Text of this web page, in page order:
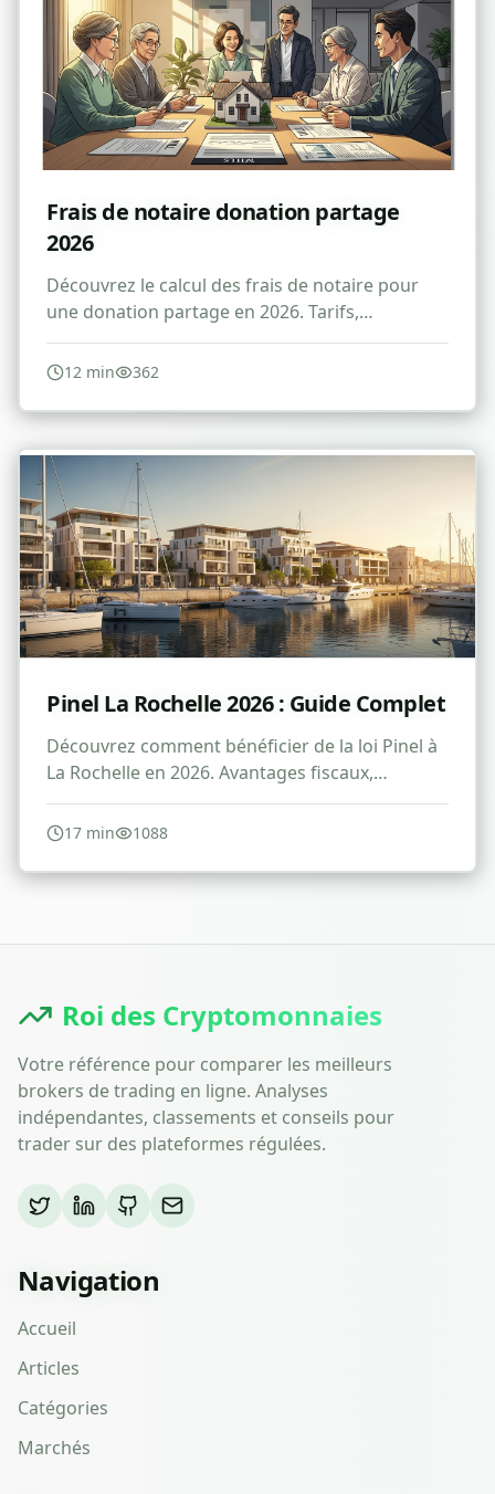
Frais de notaire donation partage
2026
Découvrez le calcul des frais de notaire pour
une donation partage en 2026. Tarifs,
réductions et conseils pour optimiser vos
droits.
12 min 362
Pinel La Rochelle 2026 : Guide Complet
Découvrez comment bénéficier de la loi Pinel à
La Rochelle en 2026. Avantages fiscaux,
conditions et stratégies d'investissement
immobilier.
17 min 1088
Roi des Cryptomonnaies
Votre référence pour comparer les meilleurs
brokers de trading en ligne. Analyses
indépendantes, classements et conseils pour
trader sur des plateformes régulées.
Navigation
Accueil
Articles
Catégories
Marchés